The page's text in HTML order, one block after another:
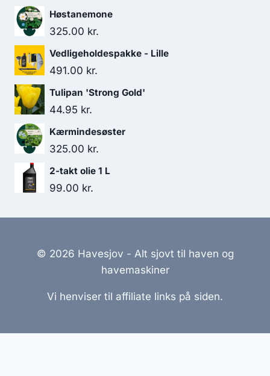
Høstanemone
325.00 kr.
Vedligeholdespakke - Lille
491.00 kr.
Tulipan 'Strong Gold'
44.95 kr.
Kærmindesøster
325.00 kr.
2-takt olie 1 L
99.00 kr.
© 2026 Havesjov - Alt sjovt til haven og
havemaskiner
Vi henviser til affiliate links på siden.